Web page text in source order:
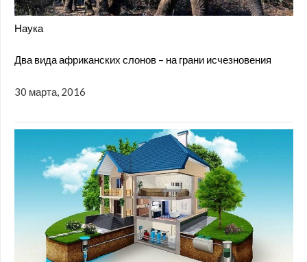
Наука
Два вида африканских слонов – на грани исчезновения
30 марта, 2016